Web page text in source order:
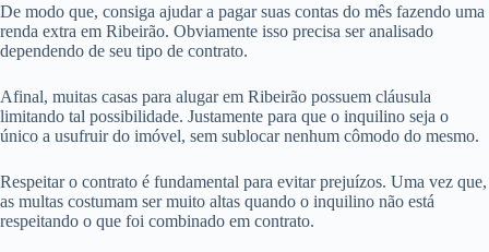
De modo que, consiga ajudar a pagar suas contas do mês fazendo uma
renda extra em Ribeirão. Obviamente isso precisa ser analisado
dependendo de seu tipo de contrato.
Afinal, muitas casas para alugar em Ribeirão possuem cláusula
limitando tal possibilidade. Justamente para que o inquilino seja o
único a usufruir do imóvel, sem sublocar nenhum cômodo do mesmo.
Respeitar o contrato é fundamental para evitar prejuízos. Uma vez que,
as multas costumam ser muito altas quando o inquilino não está
respeitando o que foi combinado em contrato.